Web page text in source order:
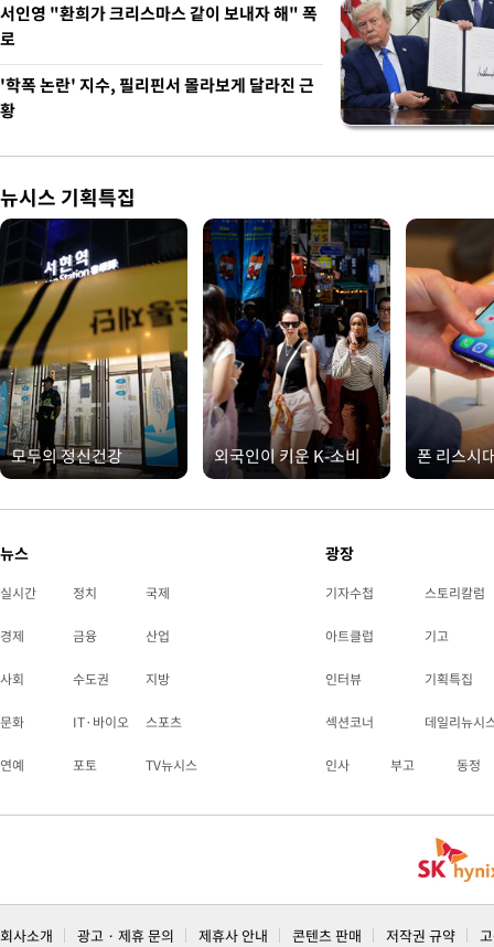
서인영 "환희가 크리스마스 같이 보내자 해" 폭
로
'학폭 논란' 지수, 필리핀서 몰라보게 달라진 근
황
뉴시스 기획특집
모두의 정신건강 외국인이 키운 K-소비 폰 리스시
뉴스
실시간 정치 국제
경제 금융 산업
사회 수도권 지방
문화 IT·바이오 스포츠
연예 포토 TV뉴시스
광장
기자수첩 스토리칼럼
아트클럽 기고
인터뷰 기획특집
섹션코너 데일리뉴시
인사 부고 동정
회사소개 광고 · 제휴 문의 제휴사 안내 콘텐츠 판매 저작권 규약